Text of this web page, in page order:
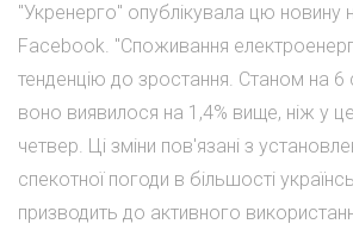
"Укренерго" опублікувала цю новину
Facebook. "Споживання
тенденцію до зростання. Станом на 6
воно виявилося на 1,4% вище, ніж у
четвер. Ці зміни пов'язані з
спекотної погоди в більшості
призводить до активного